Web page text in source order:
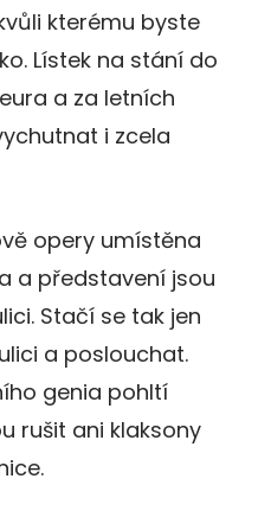
kterému byste
Lístek na stání do
a za letních
i zcela
opery umístěna
a představení jsou
Stačí se tak jen
a poslouchat.
genia pohltí
rušit ani klaksony